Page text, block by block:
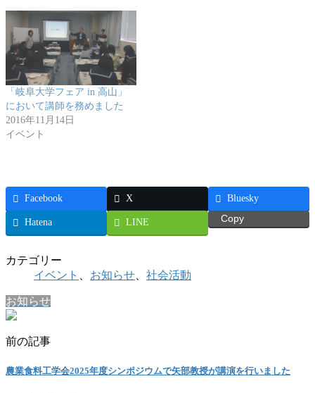
「岐阜大学フェア in 高山」
において講師を務めました
2016年11月14日
イベント
Facebook X Bluesky
Hatena LINE Copy
カテゴリー
イベント
お知らせ 社会活動
お知らせ
前の記事
農業食料工学会2025年度シンポジウムで矢部教授が講演を行いました